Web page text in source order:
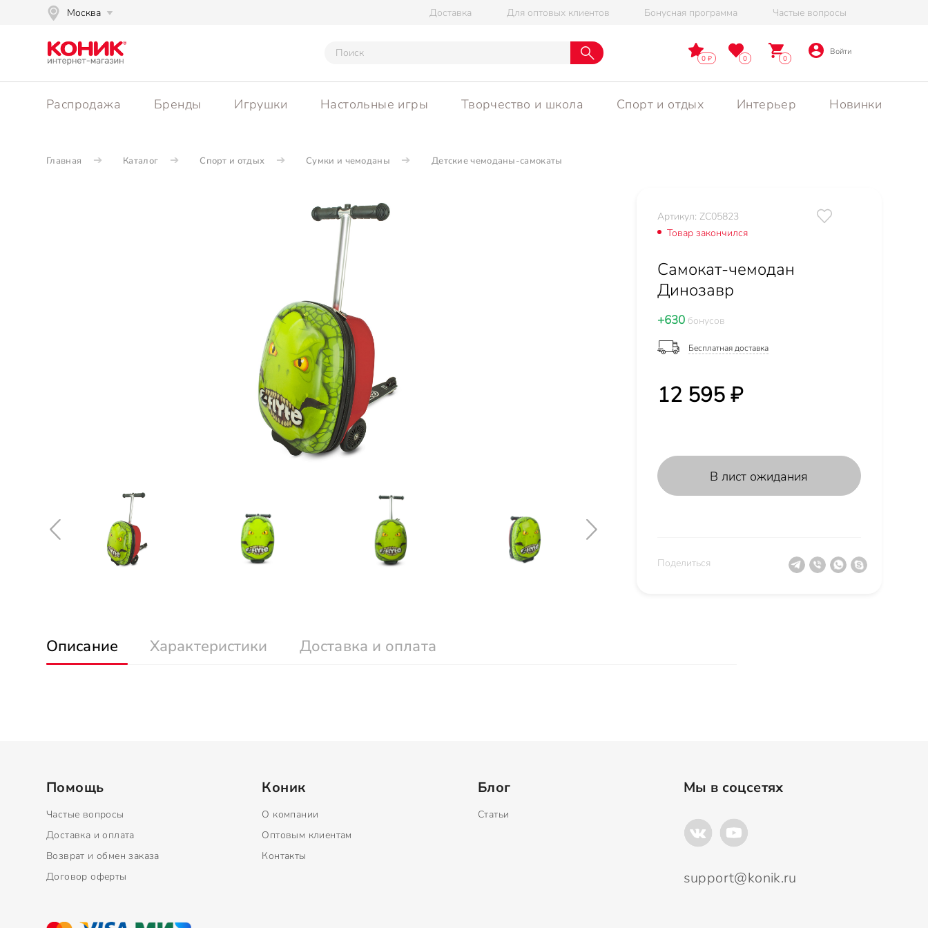
Москва Доставка Для оптовых клиентов Бонусная программа Частые вопросы
0 0 0
Войти
Распродажа Бренды Игрушки Настольные игры Творчество и школа Спорт и отдых Интерьер Новинки
Главная Каталог Спорт и отдых Сумки и чемоданы Детские чемоданы-самокаты
Артикул: ZC05823
Товар закончился
Самокат-чемодан
Динозавр
+630бонусов
Бесплатная доставка
12 595 ₽
В лист ожидания
Поделиться
Описание Характеристики Доставка и оплата
Помощь
Частые вопросы
Доставка и оплата
Возврат и обмен заказа
Договор оферты
Коник
О компании
Оптовым клиентам
Контакты
Блог
Статьи
Мы в соцсетях
support@konik.ru